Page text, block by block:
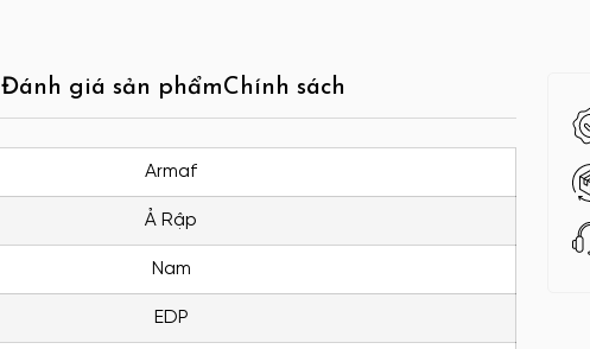
Đánh giá sản phẩmChính sách
Armaf
Ả Rập
Nam
EDP